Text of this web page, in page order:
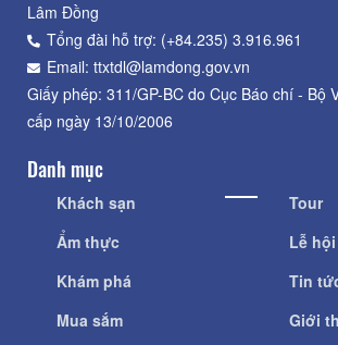
Lâm Đồng
Tổng đài hỗ trợ: (+84.235) 3.916.961
Email: ttxtdl@lamdong.gov.vn
Giấy phép: 311/GP-BC do Cục Báo chí - Bộ
cấp ngày 13/10/2006
Danh mục
Khách sạn
Ẩm thực
Khám phá
Mua sắm
Tour
Lễ
Tin
Giới